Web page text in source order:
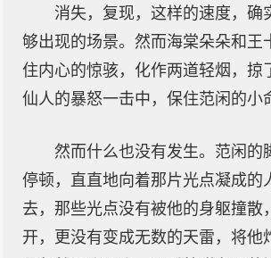
消失，复现，这样的速度，确
够出现的场景。然而海棠朵朵和王
住内心的惊骇，化作两道轻烟，掠
仙人的暴怒一击中，保住范闲的小
然而什么也没有发生。范闲的
停顿，直直地向着那片光点凝成的
去，那些光点没有被他的身躯撞散
开，更没有变成无数的天雷，将他